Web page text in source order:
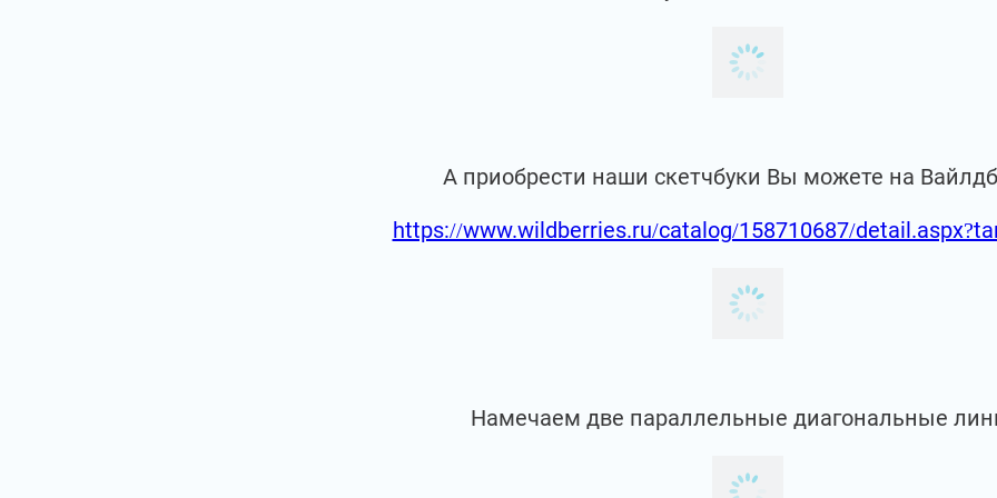
А приобрести наши скетчбуки Вы можете на
https://www.wildberries.ru/catalog/158710687/
Намечаем две параллельные диагональные